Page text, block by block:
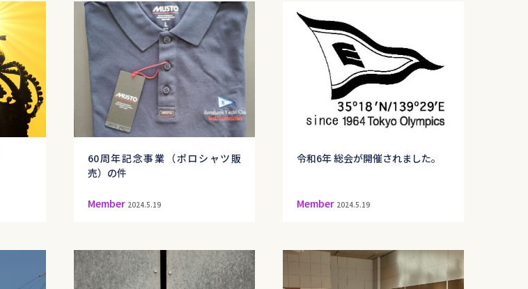
60周年記念事業（ポロシャツ販
売）の件
Member 2024.5.19
令和6年 総会が開催されました。
Member 2024.5.19